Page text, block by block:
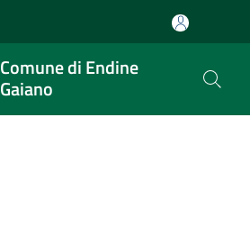
Comune di Endine
Gaiano